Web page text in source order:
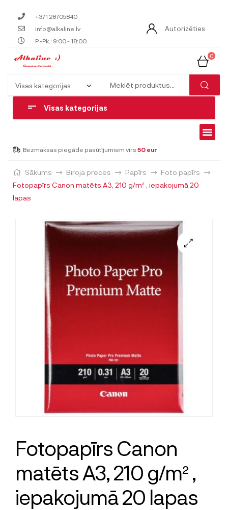
+371 28705840
info@alkaline.lv
P.-Pk.: 9:00 - 18:00
Autorizēties
0
Visas kategorijas
Bezmaksas piegāde pasūtījumiem virs 50 eur
Sākums Biroja preces Papīrs
Foto papīrs
Fotopapīrs Canon matēts A3, 210 g/m² , iepakojumā 20
lapas
Fotopapīrs Canon
matēts A3, 210 g/m² ,
iepakojumā 20 lapas